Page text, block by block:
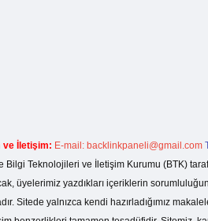
ve İletişim: E-mail: backlinkpaneli@gmail.com
Bilgi Teknolojileri ve İletişim Kurumu (BTK)
üyelerimiz yazdıkları içeriklerin
Sitede yalnızca kendi hazırladığımız